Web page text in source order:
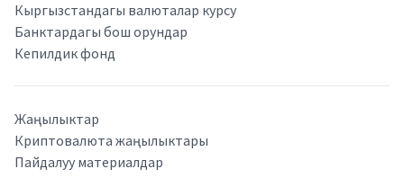
Кыргызстандагы валюталар курсу
Банктардагы бош орундар
Кепилдик фонд
Жаңылыктар
Криптовалюта жаңылыктары
Пайдалуу материалдар